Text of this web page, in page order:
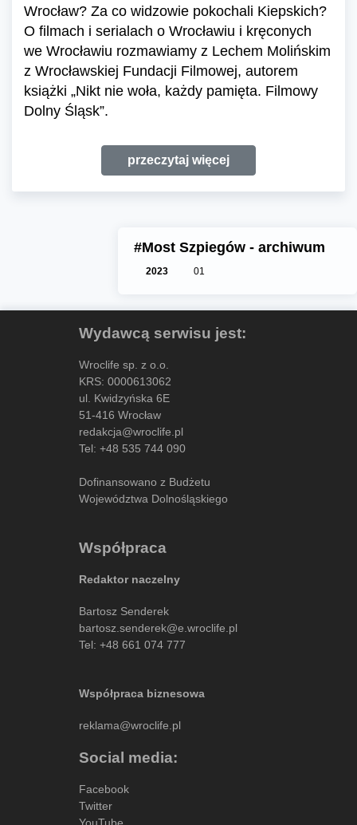
Wrocław? Za co widzowie pokochali Kiepskich?
O filmach i serialach o Wrocławiu i kręconych
we Wrocławiu rozmawiamy z Lechem Molińskim
z Wrocławskiej Fundacji Filmowej, autorem
książki „Nikt nie woła, każdy pamięta. Filmowy
Dolny Śląsk”.
przeczytaj więcej
#Most Szpiegów - archiwum
2023 01
Wydawcą serwisu jest:
Wroclife sp. z o.o.
KRS: 0000613062
ul. Kwidzyńska 6E
51-416 Wrocław
redakcja@wroclife.pl
Tel: +48 535 744 090
Dofinansowano z Budżetu
Województwa Dolnośląskiego
Współpraca
Redaktor naczelny
Bartosz Senderek
bartosz.senderek@e.wroclife.pl
Tel: +48 661 074 777
Współpraca biznesowa
reklama@wroclife.pl
Social media:
Facebook
Twitter
YouTube